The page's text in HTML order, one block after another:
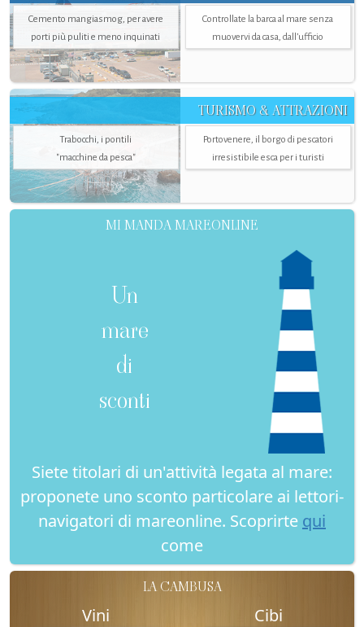
Cemento mangiasmog, per avere
porti più puliti e meno inquinati
Controllate la barca al mare senza
muovervi da casa, dall’ufficio
TURISMO & ATTRAZIONI
Trabocchi, i pontili
"macchine da pesca"
Portovenere, il borgo di pescatori
irresistibile esca per i turisti
MI MANDA MAREONLINE
Un
mare
di
sconti
Siete titolari di un'attività legata al mare:
proponete uno sconto particolare ai lettori-
navigatori di mareonline. Scoprirte qui
come
LA CAMBUSA
Vini Cibi